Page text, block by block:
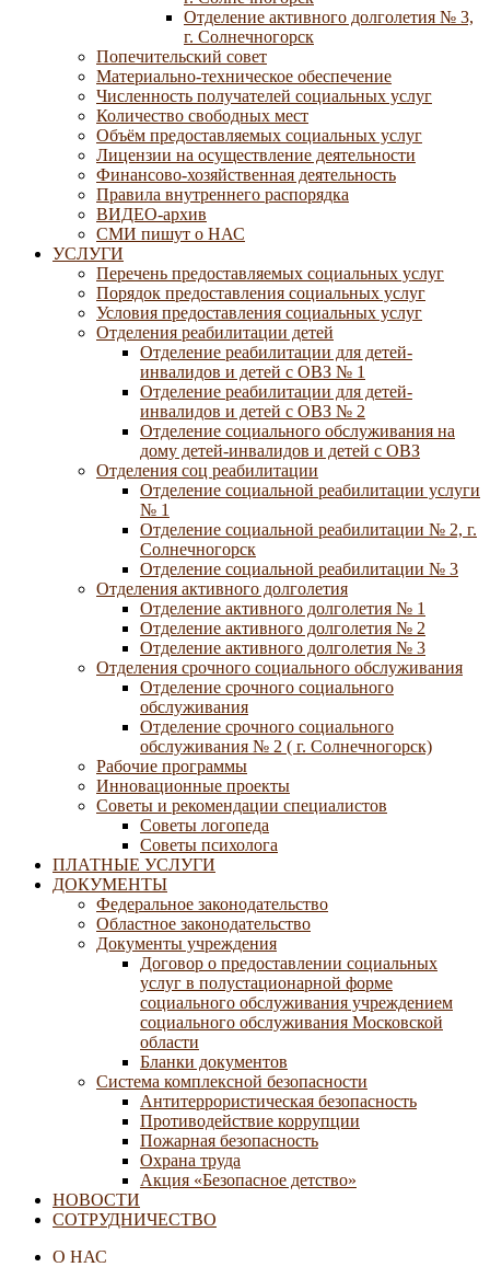
Отделение активного долголетия № 3,
г. Солнечногорск
Попечительский совет
Материально-техническое обеспечение
Численность получателей социальных услуг
Количество свободных мест
Объём предоставляемых социальных услуг
Лицензии на осуществление деятельности
Финансово-хозяйственная деятельность
Правила внутреннего распорядка
ВИДЕО-архив
СМИ пишут о НАС
УСЛУГИ
Перечень предоставляемых социальных услуг
Порядок предоставления социальных услуг
Условия предоставления социальных услуг
Отделения реабилитации детей
Отделение реабилитации для детей-
инвалидов и детей с ОВЗ № 1
Отделение реабилитации для детей-
инвалидов и детей с ОВЗ № 2
Отделение социального обслуживания на
дому детей-инвалидов и детей с ОВЗ
Отделения соц реабилитации
Отделение социальной реабилитации услуги
№ 1
Отделение социальной реабилитации № 2, г.
Солнечногорск
Отделение социальной реабилитации № 3
Отделения активного долголетия
Отделение активного долголетия № 1
Отделение активного долголетия № 2
Отделение активного долголетия № 3
Отделения срочного социального обслуживания
Отделение срочного социального
обслуживания
Отделение срочного социального
обслуживания № 2 ( г. Солнечногорск)
Рабочие программы
Инновационные проекты
Советы и рекомендации специалистов
Советы логопеда
Советы психолога
ПЛАТНЫЕ УСЛУГИ
ДОКУМЕНТЫ
Федеральное законодательство
Областное законодательство
Документы учреждения
Договор о предоставлении социальных
услуг в полустационарной форме
социального обслуживания учреждением
социального обслуживания Московской
области
Бланки документов
Система комплексной безопасности
Антитеррористическая безопасность
Противодействие коррупции
Пожарная безопасность
Охрана труда
Акция «Безопасное детство»
НОВОСТИ
СОТРУДНИЧЕСТВО
О НАС